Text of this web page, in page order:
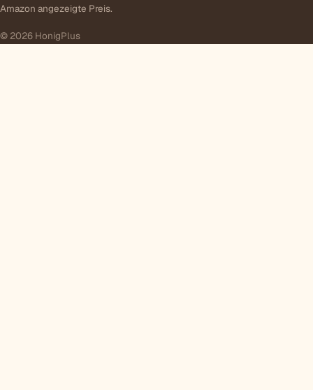
Amazon angezeigte Preis.
© 2026 HonigPlus